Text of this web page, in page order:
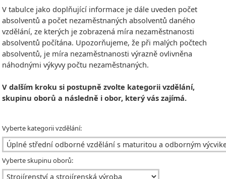
V tabulce jako doplňující informace je dále uveden počet
absolventů a počet nezaměstnaných absolventů daného
vzdělání, ze kterých je zobrazená míra nezaměstnanosti
absolventů počítána. Upozorňujeme, že při malých počtech
absolventů, je míra nezaměstnanosti výrazně ovlivněna
náhodnými výkyvy počtu nezaměstnaných.
V dalším kroku si postupně zvolte kategorii vzdělání,
skupinu oborů a následně i obor, který vás zajímá.
Vyberte kategorii vzdělání:
Vyberte skupinu oborů: